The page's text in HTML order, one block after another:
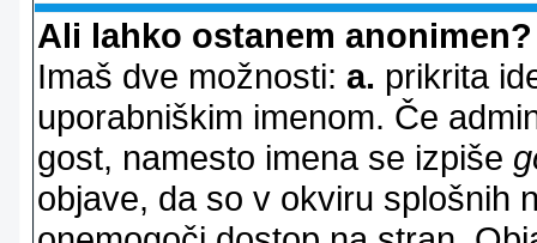
Ali lahko ostanem anonimen?
Imaš dve možnosti: a. prikrita
uporabniškim imenom. Če
gost, namesto imena se izpiše
objave, da so v okviru splošnih